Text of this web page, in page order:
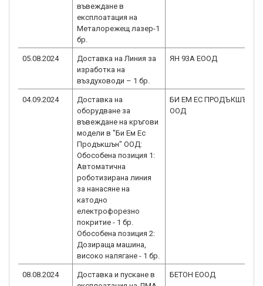
въвеждане в
експлоатация на
Металорежещ лазер-1
бр.
05.08.2024
Доставка на Линия за
изработка на
въздуховоди – 1 бр.
ЯН 93А ЕООД
04.09.2024
Доставка на
оборудване за
въвеждане на кръгови
модели в "Би Ем Ес
Продъкшън" ООД:
Обособена позиция 1:
Автоматична
роботизирана линия
за нанасяне на
катодно
електрофорезно
покритие - 1 бр.
Обособена позиция 2:
Дозираща машина,
високо налягане - 1 бр.
БИ ЕМ ЕС ПРОДЪКШЪН
ООД
08.08.2024
Доставка и пускане в
БЕТОН ЕООД